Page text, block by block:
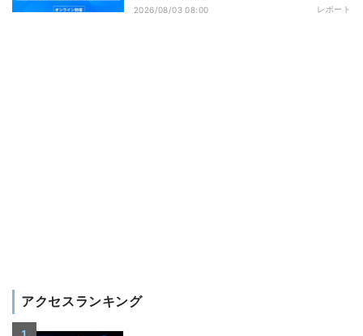
2026/08/03 08:00 レポート
アクセスランキング